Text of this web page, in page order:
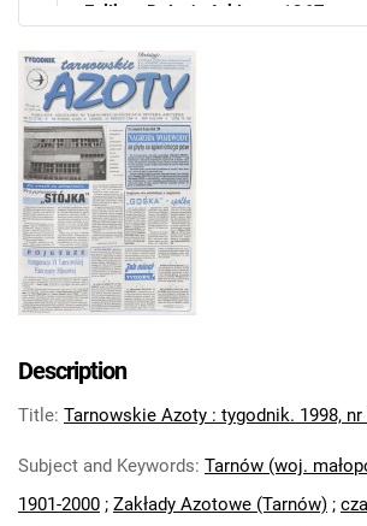
Feliksa Dzierżyńskiego. 1967
Robotniczego Zakładów
Feliksa Dzierżyńskiego. 1968
Tarnowskie Azoty : Organ
Robotniczego Zakładów
Feliksa Dzierżyńskiego. 1969
Tarnowskie Azoty : Organ
Robotniczego Zakładów
Feliksa Dzierżyńskiego. 1970
Robotniczego Zakładów
Tarnowskie Azoty : Organ
Feliksa Dzierżyńskiego. 1972
Tarnowskie Azoty : Organ
Description
Title: Tarnowskie Azoty : tygodnik. 1998, nr
Subject and Keywords: Tarnów (woj.
1901-2000 ; Zakłady Azotowe (Tarnów) ;